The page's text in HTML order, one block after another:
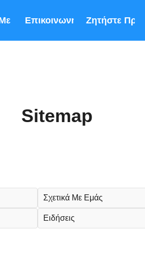
ΕμάςΕπικοινωνήστε Μαζί Μας
Ζητήστε
Sitemap
Σχετικά Με Εμάς
Ειδήσεις